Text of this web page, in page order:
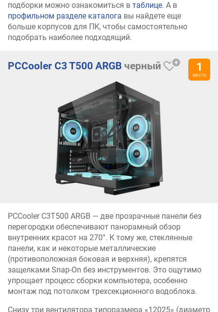
подборки можно ознакомиться в таблице. А в
профильном разделе каталога вы найдете еще
больше корпусов для ПК, чтобы самостоятельно
подобрать наиболее подходящий.
PCCooler C3 T500 ARGB черный
PCCooler C3T500 ARGB — две прозрачные панели без
перегородки обеспечивают панорамный обзор
внутренних красот на 270°. К тому же, стеклянные
панели, как и некоторые металлические
(противоположная боковая и верхняя), крепятся
защелками Snap-On без инструментов. Это ощутимо
упрощает процесс сборки компьютера, особенно
монтаж под потолком трехсекционного водоблока.
Снизу три вентилятора типоразмера «12025» (диаметр